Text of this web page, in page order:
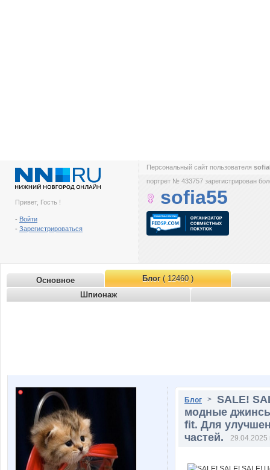
Привет, Гость !
- Войти
- Зарегистрироваться
Персональный сайт пользователя
портрет № 433757 зарегистрирован
sofia55
Основное Блог( 12460 )
Шпионаж
Блог > SALE!
модные
fit. Для
частей.
29.04.2025